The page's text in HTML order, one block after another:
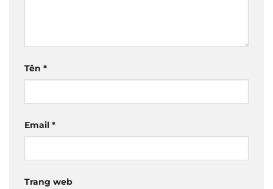
Tên *
Email *
Trang web